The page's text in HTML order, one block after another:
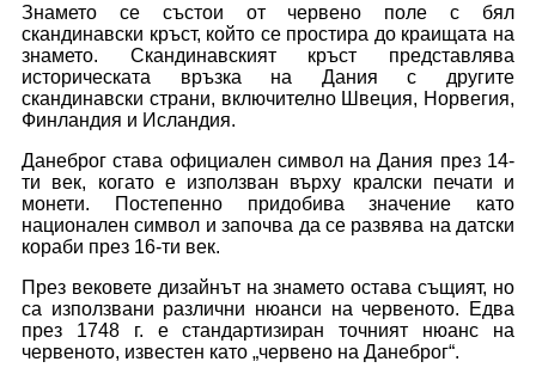
Знамето се състои от червено поле с бял
скандинавски кръст, който се простира до краищата на
знамето. Скандинавският кръст представлява
историческата връзка на Дания с другите
скандинавски страни, включително Швеция, Норвегия,
Финландия и Исландия.
Данеброг става официален символ на Дания през 14-
ти век, когато е използван върху кралски печати и
монети. Постепенно придобива значение като
национален символ и започва да се развява на датски
кораби през 16-ти век.
През вековете дизайнът на знамето остава същият, но
са използвани различни нюанси на червеното. Едва
през 1748 г. е стандартизиран точният нюанс на
червеното, известен като „червено на Данеброг“.